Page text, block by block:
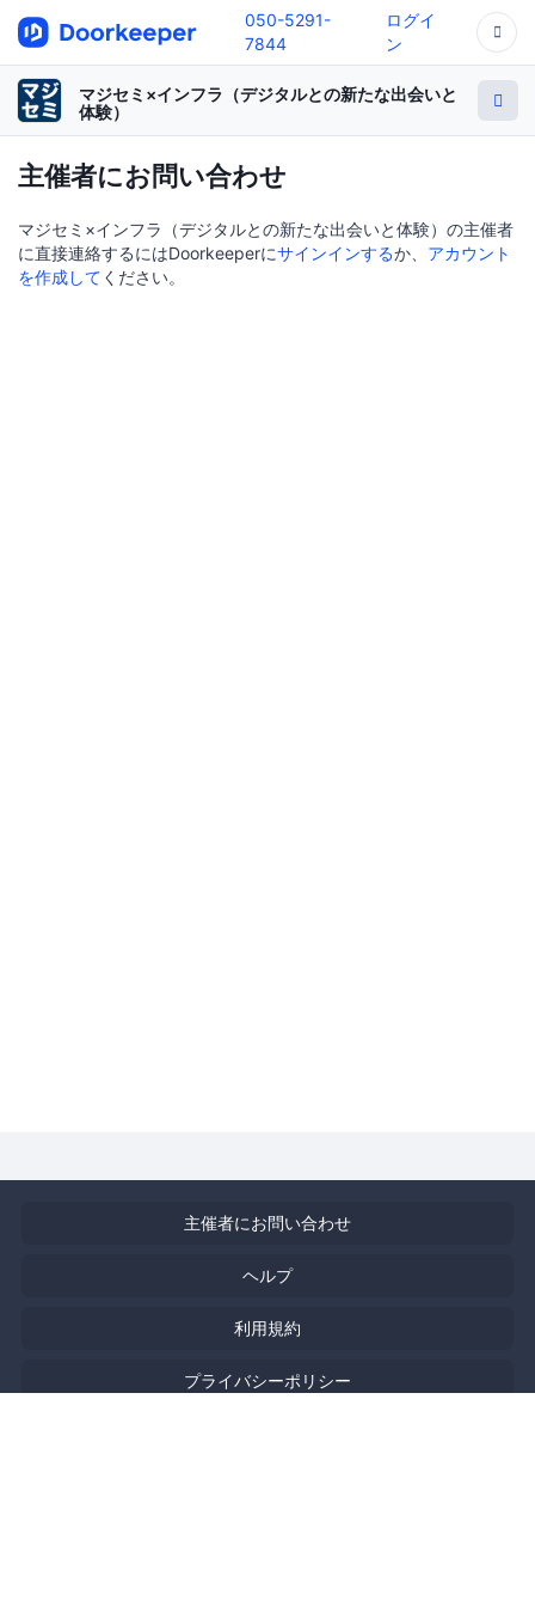
050-5291-
7844
ログイ
ン
マジセミ×インフラ（デジタルとの新たな出会いと
体験）
主催者にお問い合わせ
マジセミ×インフラ（デジタルとの新たな出会いと体験）の主催者
に直接連絡するにはDoorkeeperにサインインするか、 アカウント
を作成して ください。
主催者にお問い合わせ
ヘルプ
利用規約
プライバシーポリシー